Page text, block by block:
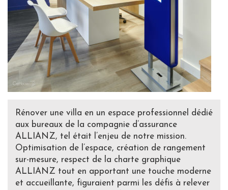
Rénover une villa en un espace professionnel dédié
aux bureaux de la compagnie d’assurance
ALLIANZ, tel était l’enjeu de notre mission.
Optimisation de l’espace, création de rangement
sur-mesure, respect de la charte graphique
ALLIANZ tout en apportant une touche moderne
et accueillante, figuraient parmi les défis à relever